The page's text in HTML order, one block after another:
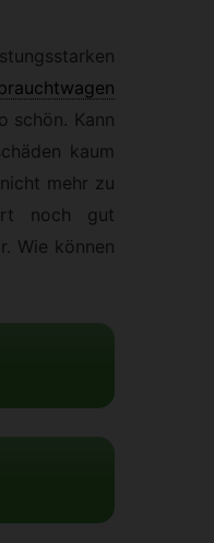
schön. Kann
kaum
mehr zu
noch gut
Wie können